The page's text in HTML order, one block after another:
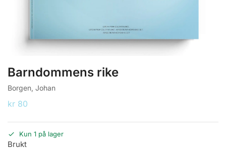
Barndommens rike
Borgen, Johan
kr 80
Kun 1 på lager
Brukt